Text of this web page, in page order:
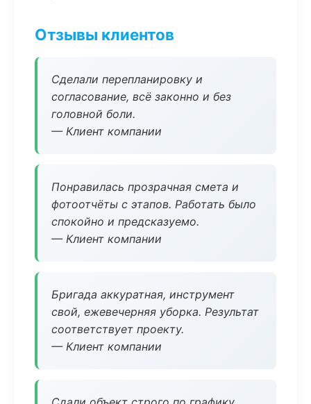
Отзывы клиентов
Сделали перепланировку и
согласование, всё законно и без
головной боли.
— Клиент компании
Понравилась прозрачная смета и
фотоотчёты с этапов. Работать было
спокойно и предсказуемо.
— Клиент компании
Бригада аккуратная, инструмент
свой, ежевечерняя уборка. Результат
соответствует проекту.
— Клиент компании